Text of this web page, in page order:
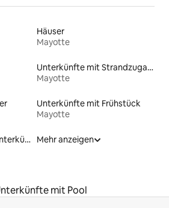
Häuser
Mayotte
Unterkünfte mit Strandzugang
Mayotte
Unterkünfte mit Frühstück
Mayotte
Haustierfreundliche Unterkünfte
Mehr anzeigen
mit Pool